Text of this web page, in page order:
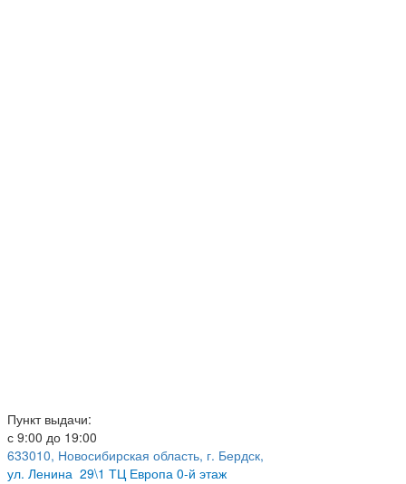
Пункт выдачи:
с 9:00 до 19:00
633010, Новосибирская область, г. Бердск,
ул. Ленина 29\1 ТЦ Европа 0-й этаж